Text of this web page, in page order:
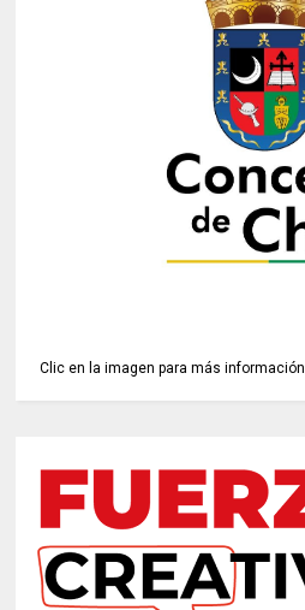
Clic en la imagen para más información